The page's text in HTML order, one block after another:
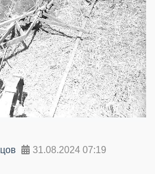
31.08.2024 07:19